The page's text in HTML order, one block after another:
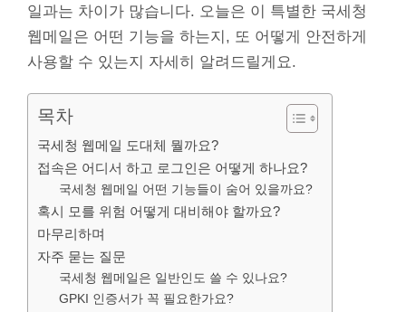
일과는 차이가 많습니다. 오늘은 이 특별한 국세청
웹메일은 어떤 기능을 하는지, 또 어떻게 안전하게
사용할 수 있는지 자세히 알려드릴게요.
목차
국세청 웹메일 도대체 뭘까요?
접속은 어디서 하고 로그인은 어떻게 하나요?
국세청 웹메일 어떤 기능들이 숨어 있을까요?
혹시 모를 위험 어떻게 대비해야 할까요?
마무리하며
자주 묻는 질문
국세청 웹메일은 일반인도 쓸 수 있나요?
GPKI 인증서가 꼭 필요한가요?